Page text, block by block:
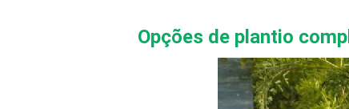
Opções de plantio